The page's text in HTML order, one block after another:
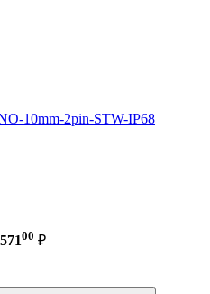
10mm-2pin-STW-IP68
00 ₽